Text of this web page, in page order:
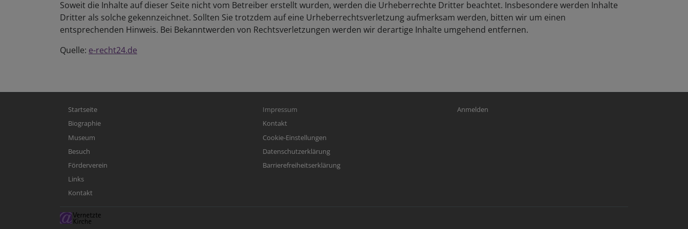
Soweit die Inhalte auf dieser Seite nicht vom Betreiber erstellt wurden, werden die Urheberrechte Dritter beachtet. Insbesondere werden Inhalte
Dritter als solche gekennzeichnet. Sollten Sie trotzdem auf eine Urheberrechtsverletzung aufmerksam werden, bitten wir um einen
entsprechenden Hinweis. Bei Bekanntwerden von Rechtsverletzungen werden wir derartige Inhalte umgehend entfernen.
Quelle: e-recht24.de
Hauptnavigation
Startseite
Biographie
Museum
Besuch
Förderverein
Links
Kontakt
Fußbereichsmenü
Impressum
Kontakt
Cookie-Einstellungen
Datenschutzerklärung
Barrierefreiheitserklärung
Benutzermenü
Anmelden